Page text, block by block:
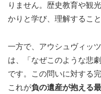
りません。歴史教育や観
かりと学び、理解するこ
一方で、アウシュヴィッ
は、「なぜこのような悲
です。この問いに対する
これが負の遺産が抱える